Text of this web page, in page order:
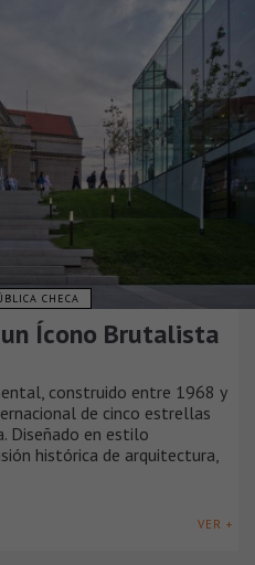
CHECA
Ícono Brutalista
construido entre 1968 y
de cinco estrellas
Diseñado en estilo
histórica de arquitectura,
VER +